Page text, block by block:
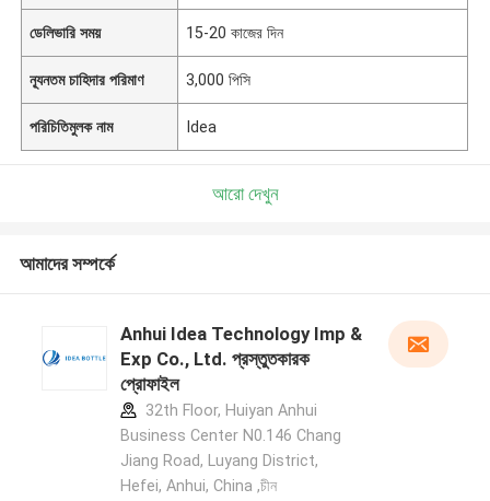
ডেলিভারি সময় 15-20 কাজের দিন
ন্যূনতম চাহিদার পরিমাণ 3,000 পিসি
পরিচিতিমুলক নাম Idea
আরো দেখুন
আমাদের সম্পর্কে
Anhui Idea Technology Imp &
Exp Co., Ltd. প্রস্তুতকারক
প্রোফাইল
32th Floor, Huiyan Anhui
Business Center N0.146 Chang
Jiang Road, Luyang District,
Hefei, Anhui, China ,চীন